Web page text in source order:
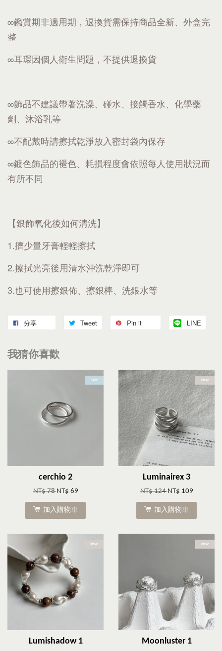
∞鑑賞期非適用期，退換貨需保持商品全新、外盒完
整
∞耳環因個人衛生問題，不提供退換貨
∞飾品不建議帶著洗澡、碰水、接觸香水、化學藥
劑、沐浴乳等
∞不配戴時請擦拭乾淨放入密封袋內保存
∞鍍色飾品的褪色、耗損程度會依照每人使用狀況而
有所不同
【銀飾氧化後如何清洗】
1.擠少量牙膏輕輕擦拭
2.擦拭光亮後用清水沖洗乾淨即可
3.也可使用擦銀佈、擦銀棒、洗銀水等
分享 Tweet Pin it LINE
我猜你喜歡
Sale
cerchio 2
NT$ 78NT$ 69
加入購物車
New
Luminairex 3
NT$ 124NT$ 109
加入購物車
New
Lumishadow 1
New
Moonluster 1